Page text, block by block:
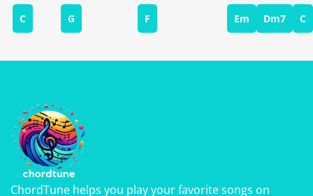
C G F Em Dm7 C
ChordTune helps you play your favorite songs on